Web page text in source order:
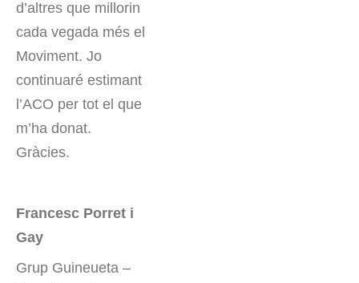
d’altres que millorin
cada vegada més el
Moviment. Jo
continuaré estimant
l’ACO per tot el que
m’ha donat.
Gràcies.
Francesc Porret i
Gay
Grup Guineueta –